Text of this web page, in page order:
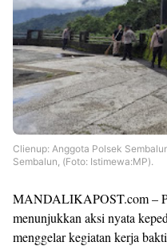
Clienup: Anggota Polsek
Sembalun, (Foto: Istimewa:MP).
MANDALIKAPOST.com –
menunjukkan aksi nyata
menggelar kegiatan kerja